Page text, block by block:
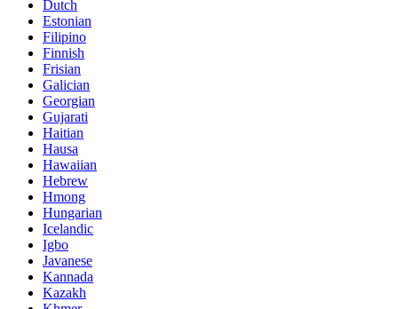
Dutch
Estonian
Filipino
Finnish
Frisian
Galician
Georgian
Gujarati
Haitian
Hausa
Hawaiian
Hebrew
Hmong
Hungarian
Icelandic
Igbo
Javanese
Kannada
Kazakh